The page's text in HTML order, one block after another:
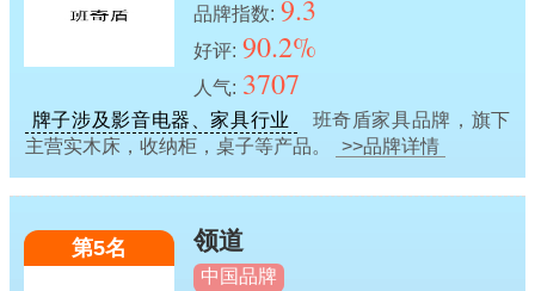
品牌指数: 9.3
好评: 90.2%
人气: 3707
牌子涉及影音电器、家具行业
班奇盾家具品牌，旗下
主营实木床，收纳柜，桌子等产品。
>>品牌详情
第5名 领道
中国品牌